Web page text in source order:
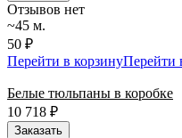
Отзывов нет
~45 м.
50 ₽
Перейти в корзинуПерейти
Белые тюльпаны в коробке
10 718 ₽
Заказать